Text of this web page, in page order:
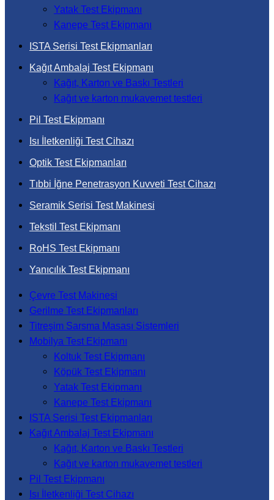
Yatak Test Ekipmanı
Kanepe Test Ekipmanı
ISTA Serisi Test Ekipmanları
Kağıt Ambalaj Test Ekipmanı
Kağıt, Karton ve Baskı Testleri
Kağıt ve karton mukavemet testleri
Pil Test Ekipmanı
Isı İletkenliği Test Cihazı
Optik Test Ekipmanları
Tıbbi İğne Penetrasyon Kuvveti Test Cihazı
Seramik Serisi Test Makinesi
Tekstil Test Ekipmanı
RoHS Test Ekipmanı
Yanıcılık Test Ekipmanı
Çevre Test Makinesi
Gerilme Test Ekipmanları
Titreşim Sarsma Masası Sistemleri
Mobilya Test Ekipmanı
Koltuk Test Ekipmanı
Köpük Test Ekipmanı
Yatak Test Ekipmanı
Kanepe Test Ekipmanı
ISTA Serisi Test Ekipmanları
Kağıt Ambalaj Test Ekipmanı
Kağıt, Karton ve Baskı Testleri
Kağıt ve karton mukavemet testleri
Pil Test Ekipmanı
Isı İletkenliği Test Cihazı